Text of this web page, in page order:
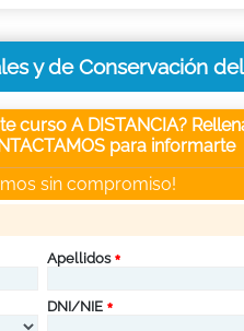
y de Conservación
curso A DISTANCIA?
para informarte
sin compromiso!
Apellidos
DNI/NIE